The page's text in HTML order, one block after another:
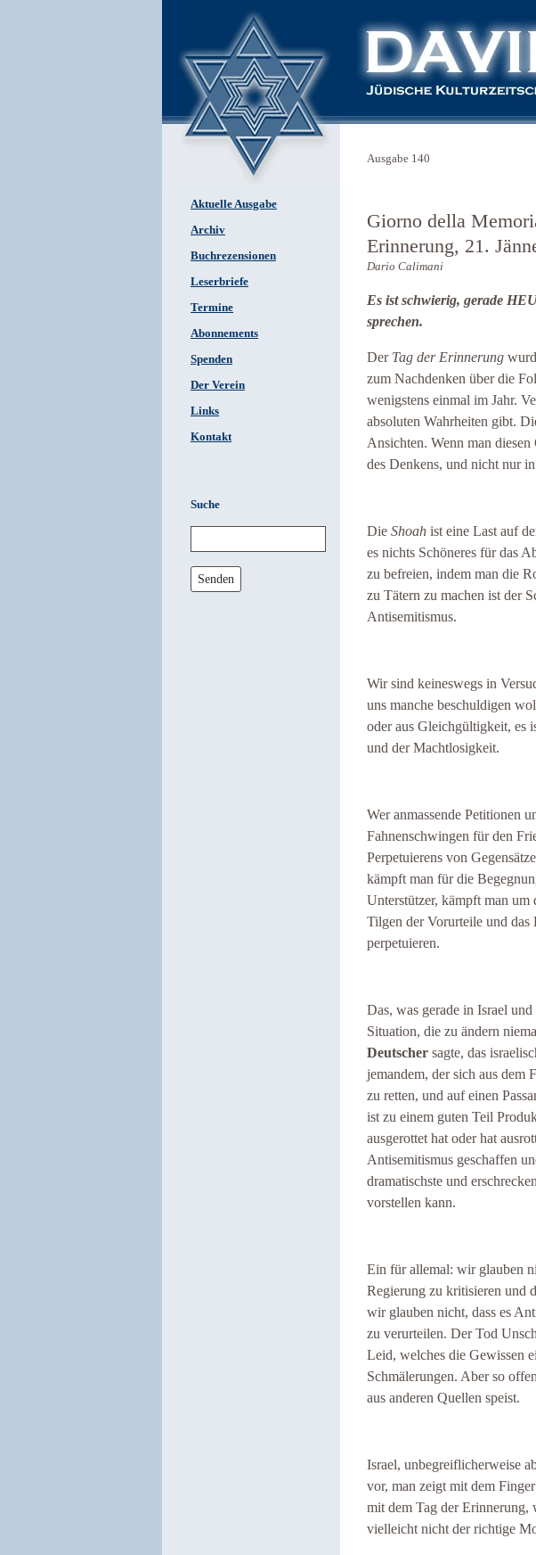
Aktuelle Ausgabe
Archiv
Buchrezensionen
Leserbriefe
Termine
Abonnements
Spenden
Der Verein
Links
Kontakt
Suche
Senden
Ausgabe 140
Giorno della
Erinnerung, 21.
Dario Calimani
Es ist schwierig, gerade
sprechen.
Der Tag der Erinnerung
zum Nachdenken über die
wenigstens einmal im Jahr.
absoluten Wahrheiten gibt.
Ansichten. Wenn man
des Denkens, und nicht nur in
Die Shoah ist eine Last auf
es nichts Schöneres für das
zu befreien, indem man die
zu Tätern zu machen ist der
Antisemitismus.
Wir sind keineswegs in
uns manche beschuldigen
oder aus Gleichgültigkeit, es
und der Machtlosigkeit.
Wer anmassende Petitionen
Fahnenschwingen für den
Perpetuierens von
kämpft man für die
Unterstützer, kämpft man um
Tilgen der Vorurteile und
perpetuieren.
Das, was gerade in Israel
Situation, die zu ändern
Deutscher sagte, das
jemandem, der sich aus dem
zu retten, und auf einen
ist zu einem guten Teil
ausgerottet hat oder hat
Antisemitismus geschaffen
dramatischste und
vorstellen kann.
Ein für allemal: wir glauben
Regierung zu kritisieren und
wir glauben nicht, dass es
zu verurteilen. Der Tod
Leid, welches die Gewissen
Schmälerungen. Aber so
aus anderen Quellen speist.
Israel, unbegreiflicherweise
vor, man zeigt mit dem
mit dem Tag der Erinnerung,
vielleicht nicht der richtige